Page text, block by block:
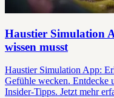
Haustier Simulation
wissen musst
Haustier Simulation App:
Gefühle wecken. Entdecke
Insider-Tipps. Jetzt mehr